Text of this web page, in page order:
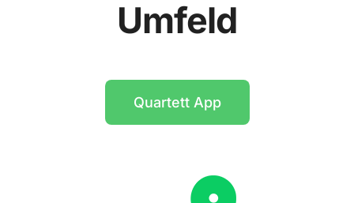
Umfeld
Quartett App